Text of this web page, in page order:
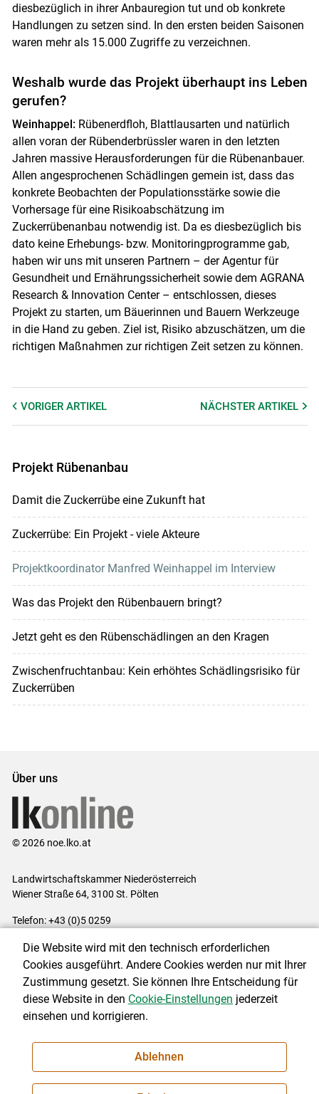
diesbezüglich in ihrer Anbauregion tut und ob konkrete
Handlungen zu setzen sind. In den ersten beiden Saisonen
waren mehr als 15.000 Zugriffe zu verzeichnen.
Weshalb wurde das Projekt überhaupt ins Leben
gerufen?
Weinhappel:Rübenerdfloh, Blattlausarten und natürlich
allen voran der Rübenderbrüssler waren in den letzten
Jahren massive Herausforderungen für die Rübenanbauer.
Allen angesprochenen Schädlingen gemein ist, dass das
konkrete Beobachten der Populationsstärke sowie die
Vorhersage für eine Risikoabschätzung im
Zuckerrübenanbau notwendig ist. Da es diesbezüglich bis
dato keine Erhebungs- bzw. Monitoringprogramme gab,
haben wir uns mit unseren Partnern – der Agentur für
Gesundheit und Ernährungssicherheit sowie dem AGRANA
Research & Innovation Center – entschlossen, dieses
Projekt zu starten, um Bäuerinnen und Bauern Werkzeuge
in die Hand zu geben. Ziel ist, Risiko abzuschätzen, um die
richtigen Maßnahmen zur richtigen Zeit setzen zu können.
VORIGER ARTIKEL NÄCHSTERARTIKEL
Projekt Rübenanbau
Damit die Zuckerrübe eine Zukunft hat
Zuckerrübe: Ein Projekt - viele Akteure
Projektkoordinator Manfred Weinhappel im Interview
Was das Projekt den Rübenbauern bringt?
Jetzt geht es den Rübenschädlingen an den Kragen
Zwischenfruchtanbau: Kein erhöhtes Schädlingsrisiko für
Zuckerrüben
Über uns
© 2026 noe.lko.at
Landwirtschaftskammer Niederösterreich
Wiener Straße 64, 3100 St. Pölten
Telefon: +43 (0)5 0259
Impressum|Kontakt|Datenschutzerklärung|Barrierefreiheit|
Cookie-Einstellungen
NEWSLETTER
Die Website wird mit den technisch erforderlichen
Cookies ausgeführt. Andere Cookies werden nur mit Ihrer
Zustimmung gesetzt. Sie können Ihre Entscheidung für
diese Website in den Cookie-Einstellungen jederzeit
einsehen und korrigieren.
Ablehnen